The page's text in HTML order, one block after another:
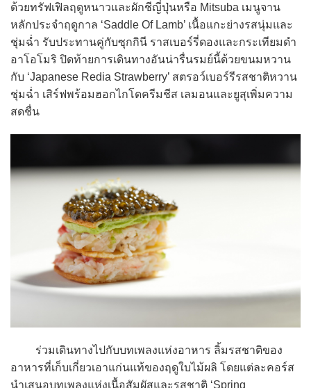
ด้วยทรัฟเฟิลฤดูหนาวและผักชีญี่ปุ่นหรือ Mitsuba เมนูจาน
หลักประจำฤดูกาล ‘Saddle Of Lamb’ เนื้อแกะย่างรสนุ่มและ
ชุ่มฉ่ำ รับประทานคู่กับซุกกินี ราสเบอร์รี่ดองและกระเทียมดำ
อาโอโมริ ปิดท้ายการเดินทางอันน่ารื่นรมย์นี้ด้วยขนมหวาน
กับ ‘Japanese Redia Strawberry’ สตรอว์เบอร์รีรสชาติหวาน
ชุ่มฉ่ำ เสิร์ฟพร้อมฮอกไกโดครีมชีส เลมอนและยูสุเพิ่มความ
สดชื่น
ร่วมเดินทางไปกับบทเพลงแห่งอาหาร ลิ้มรสชาติของ
อาหารที่เก็บเกี่ยวเอาแก่นแท้ของฤดูใบไม้ผลิ โดยแต่ละคอร์ส
นำเสนอบทเพลงแห่งเนื้อสัมผัสและรสชาติ ‘Spring